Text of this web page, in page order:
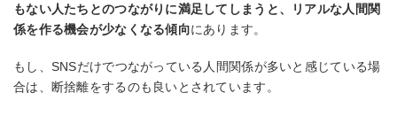
もない人たちとのつながりに満足してしまうと、リアルな人間関
係を作る機会が少なくなる傾向にあります。
もし、SNSだけでつながっている人間関係が多いと感じている場
合は、断捨離をするのも良いとされています。